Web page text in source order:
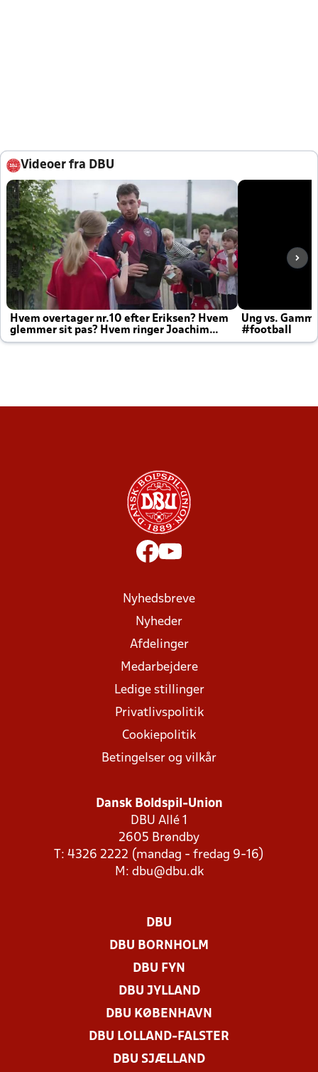
Videoer fra DBU
Hvem overtager nr.10 efter Eriksen? Hvem
glemmer sit pas? Hvem ringer Joachim
altid til efter kampe?
Ung vs.
#football
Nyhedsbreve
Nyheder
Afdelinger
Medarbejdere
Ledige stillinger
Privatlivspolitik
Cookiepolitik
Betingelser og vilkår
Dansk Boldspil-Union
DBU Allé 1
2605 Brøndby
T: 4326 2222 (mandag - fredag 9-16)
M: dbu@dbu.dk
DBU
DBU BORNHOLM
DBU FYN
DBU JYLLAND
DBU KØBENHAVN
DBU LOLLAND-FALSTER
DBU SJÆLLAND